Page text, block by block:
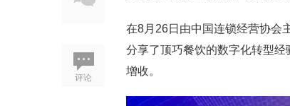
评论
在8月26日由中国连锁经营协会
分享了顶巧餐饮的数字化转型
增收。